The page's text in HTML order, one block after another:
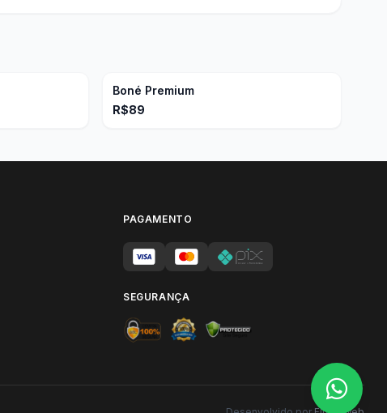
Boné Premium
R$89
PAGAMENTO
SEGURANÇA